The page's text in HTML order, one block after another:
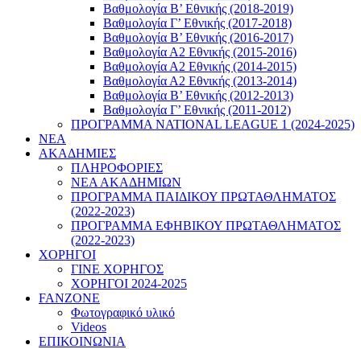
Βαθμολογία B’ Εθνικής (2018-2019)
Βαθμολογία Γ’ Εθνικής (2017-2018)
Βαθμολογία Β’ Εθνικής (2016-2017)
Βαθμολογία Α2 Εθνικής (2015-2016)
Βαθμολογία Α2 Εθνικής (2014-2015)
Βαθμολογία Α2 Εθνικής (2013-2014)
Βαθμολογία Β’ Εθνικής (2012-2013)
Βαθμολογία Γ’ Εθνικής (2011-2012)
ΠΡΟΓΡΑΜΜΑ NATIONAL LEAGUE 1 (2024-2025)
ΝΕΑ
ΑΚΑΔΗΜΙΕΣ
ΠΛΗΡΟΦΟΡΙΕΣ
ΝΕΑ ΑΚΑΔΗΜΙΩΝ
ΠΡΟΓΡΑΜΜΑ ΠΑΙΔΙΚΟΥ ΠΡΩΤΑΘΛΗΜΑΤΟΣ
(2022-2023)
ΠΡΟΓΡΑΜΜΑ ΕΦΗΒΙΚΟΥ ΠΡΩΤΑΘΛΗΜΑΤΟΣ
(2022-2023)
ΧΟΡΗΓΟΙ
ΓΙΝΕ ΧΟΡΗΓΟΣ
ΧΟΡΗΓΟΙ 2024-2025
FANZONE
Φωτογραφικό υλικό
Videos
ΕΠΙΚΟΙΝΩΝΙΑ